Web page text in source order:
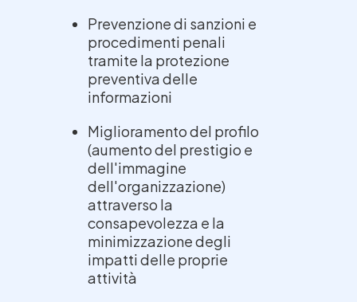
Prevenzione di sanzioni e
procedimenti penali
tramite la protezione
preventiva delle
informazioni
Miglioramento del profilo
(aumento del prestigio e
dell'immagine
dell'organizzazione)
attraverso la
consapevolezza e la
minimizzazione degli
impatti delle proprie
attività